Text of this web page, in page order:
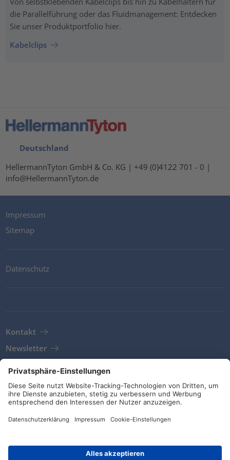
die Parallelführung oder das Fluidmanagement: Entdecken
Sie unser Produktportfolio hier.
Kabelclips
Deutschland
HellermannTyton GmbH & Co. KG | +49 (0)4122 701 - 0 |
info@HellermannTyton.de
Impressum
Sitemap
Datenschutz
Kontakt
Newsletter
AGB
Richtlinien und Bekentnisse
Soziale Medien